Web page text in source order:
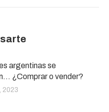
argentinas se
¿Comprar o vender?
2023